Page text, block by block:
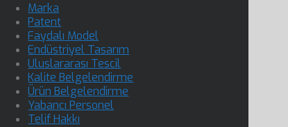
Marka
Patent
Faydalı Model
Endüstriyel Tasarım
Uluslararası Tescil
Kalite Belgelendirme
Ürün Belgelendirme
Yabancı Personel
Telif Hakkı